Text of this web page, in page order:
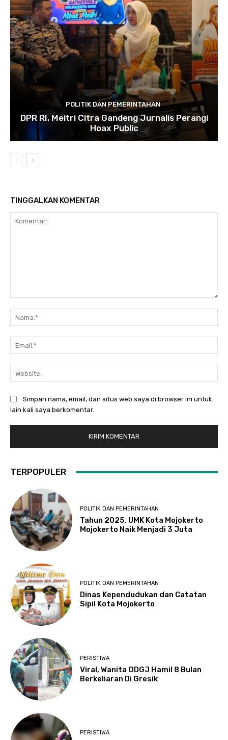
POLITIK DAN PEMERINTAHAN
DPR RI, Meitri Citra Gandeng Jurnalis Perangi
Hoax Public
TINGGALKAN KOMENTAR
Simpan nama, email, dan situs web saya di browser ini untuk
lain kali saya berkomentar.
TERPOPULER
POLITIK DAN PEMERINTAHAN
Tahun 2025, UMK Kota Mojokerto
Mojokerto Naik Menjadi 3 Juta
POLITIK DAN PEMERINTAHAN
Dinas Kependudukan dan Catatan
Sipil Kota Mojokerto
PERISTIWA
Viral, Wanita ODGJ Hamil 8 Bulan
Berkeliaran Di Gresik
PERISTIWA